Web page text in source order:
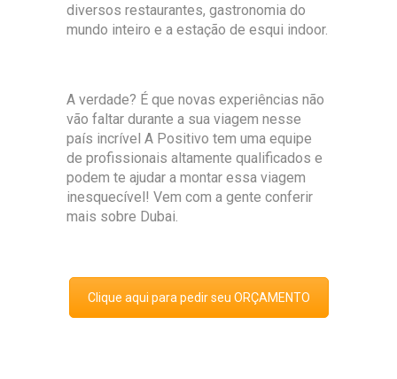
diversos restaurantes, gastronomia do
mundo inteiro e a estação de esqui indoor.
A verdade? É que novas experiências não
vão faltar durante a sua viagem nesse
país incrível A Positivo tem uma equipe
de profissionais altamente qualificados e
podem te ajudar a montar essa viagem
inesquecível! Vem com a gente conferir
mais sobre Dubai.
Clique aqui para pedir seu ORÇAMENTO